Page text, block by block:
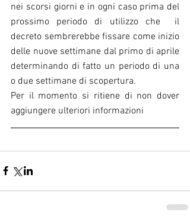
nei scorsi giorni e in ogni caso prima del
prossimo periodo di utilizzo che  il
decreto sembrerebbe fissare come inizio
delle nuove settimane dal primo di aprile
determinando di fatto un periodo di una
o due settimane di scopertura.
Per il momento si ritiene di non dover
aggiungere ulteriori informazioni